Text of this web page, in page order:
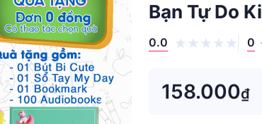
Bạn Tự Do
0.0 0
158.000₫